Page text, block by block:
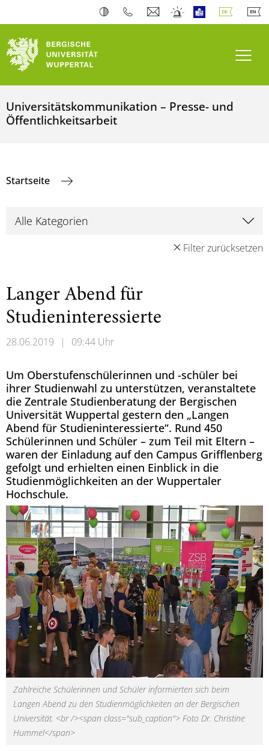
Universitätskommunikation – Presse- und
Öffentlichkeitsarbeit
Startseite
Filter zurücksetzen
Langer Abend für
Studieninteressierte
28.06.2019 | 09:44 Uhr
Um Oberstufenschülerinnen und -schüler bei
ihrer Studienwahl zu unterstützen, veranstaltete
die Zentrale Studienberatung der Bergischen
Universität Wuppertal gestern den „Langen
Abend für Studieninteressierte“. Rund 450
Schülerinnen und Schüler – zum Teil mit Eltern –
waren der Einladung auf den Campus Grifflenberg
gefolgt und erhielten einen Einblick in die
Studienmöglichkeiten an der Wuppertaler
Hochschule.
Zahlreiche Schülerinnen und Schüler informierten sich beim
Langen Abend zu den Studienmöglichkeiten an der Bergischen
Universität. <br /><span class="sub_caption"> Foto Dr. Christine
Hummel</span>